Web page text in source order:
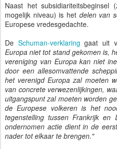
Naast het
mogelijk niveau) is het delen van
Europese vredesgedachte.
De Schuman-verklaring gaat uit
Europa niet tot stand gekomen is,
vereniging van Europa kan niet
door een allesomvattende
het verenigd Europa zal moeten
van concrete verwezenlijkingen,
uitgangspunt zal moeten worden
de Europese volkeren is het
tegenstelling tussen Frankrijk en
ondernomen actie dient in de
nader tot elkaar te brengen."